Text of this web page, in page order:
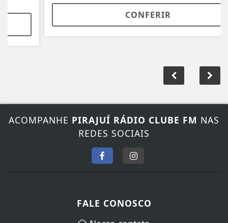
CONFERIR
REDES SOCIAIS